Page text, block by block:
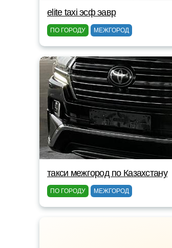
elite taxi эсф эавр
ПО ГОРОДУ МЕЖГОРОД
такси межгород по Казахстану
ПО ГОРОДУ МЕЖГОРОД